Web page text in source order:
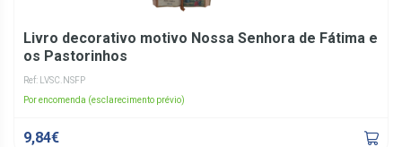
Livro decorativo motivo Nossa Senhora de Fátima e
os Pastorinhos
Ref: LVSC.NSFP
Por encomenda (esclarecimento prévio)
9,84€